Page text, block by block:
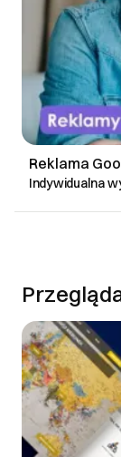
Reklama
Indywidualna